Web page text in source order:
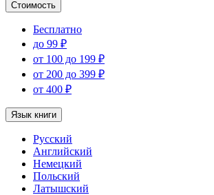
Стоимость
Бесплатно
до 99 ₽
от 100 до 199 ₽
от 200 до 399 ₽
от 400 ₽
Язык книги
Русский
Английский
Немецкий
Польский
Латышский